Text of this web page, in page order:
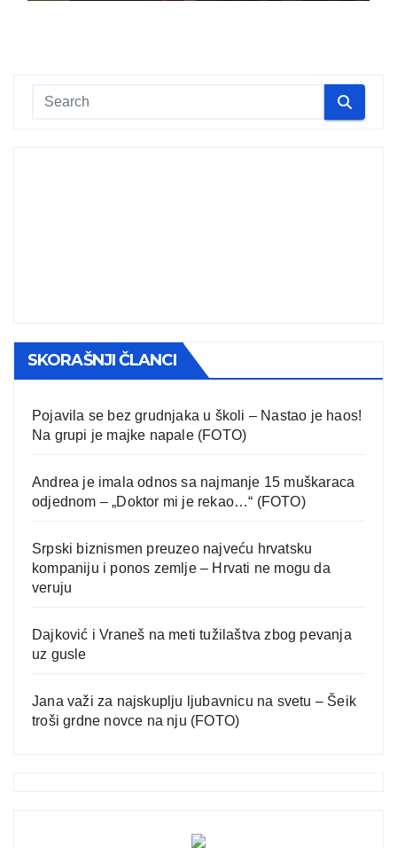
SKORAŠNJI ČLANCI
Pojavila se bez grudnjaka u školi – Nastao je haos!
Na grupi je majke napale (FOTO)
Andrea je imala odnos sa najmanje 15 muškaraca
odjednom – „Doktor mi je rekao…“ (FOTO)
Srpski biznismen preuzeo najveću hrvatsku
kompaniju i ponos zemlje – Hrvati ne mogu da
veruju
Dajković i Vraneš na meti tužilaštva zbog pevanja
uz gusle
Jana važi za najskuplju ljubavnicu na svetu – Šeik
troši grdne novce na nju (FOTO)